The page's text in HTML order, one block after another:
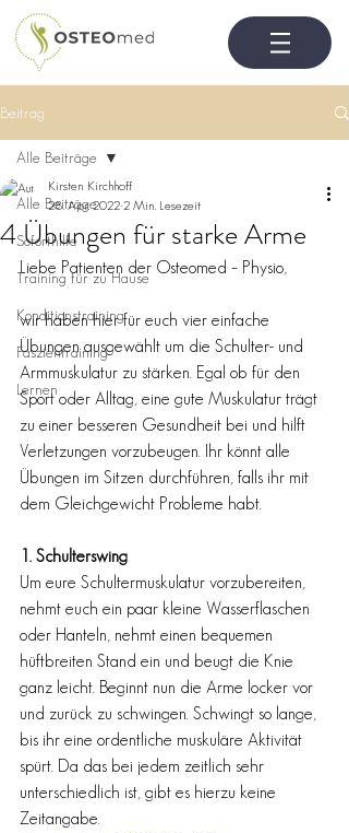
Beitrag
Alle Beiträge
Soforthilfe
Training für zu Hause
Konditionstraining
Faszientraining
Lernen
Alle Beiträge
4 Übungen für starke Arme
Kirsten Kirchhoff
28. Apr. 2022 2 Min. Lesezeit
Liebe Patienten der Osteomed – Physio,
wir haben hier für euch vier einfache
Übungen ausgewählt um die Schulter- und
Armmuskulatur zu stärken. Egal ob für den
Sport oder Alltag, eine gute Muskulatur trägt
zu einer besseren Gesundheit bei und hilft
Verletzungen vorzubeugen. Ihr könnt alle
Übungen im Sitzen durchführen, falls ihr mit
dem Gleichgewicht Probleme habt.
1. Schulterswing
Um eure Schultermuskulatur vorzubereiten,
nehmt euch ein paar kleine Wasserflaschen
oder Hanteln, nehmt einen bequemen
hüftbreiten Stand ein und beugt die Knie
ganz leicht. Beginnt nun die Arme locker vor
und zurück zu schwingen. Schwingt so lange,
bis ihr eine ordentliche muskuläre Aktivität
spürt. Da das bei jedem zeitlich sehr
unterschiedlich ist, gibt es hierzu keine
Zeitangabe.